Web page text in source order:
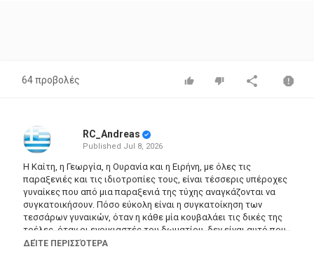
64 προβολές
RC_Andreas
Published Jul 8, 2026
Η Καίτη, η Γεωργία, η Ουρανία και η Ειρήνη, με όλες τις
παραξενιές και τις ιδιοτροπίες τους, είναι τέσσερις υπέροχες
γυναίκες που από μια παραξενιά της τύχης αναγκάζονται να
συγκατοικήσουν. Πόσο εύκολη είναι η συγκατοίκηση των
τεσσάρων γυναικών, όταν η κάθε μία κουβαλάει τις δικές της
τρέλες, όταν οι ενοικιαστές του δωματίου, δεν είναι αυτό που
περιμένουν και όταν ο Σωτήρης, πρώην άντρας της Μιρέλλας,
ΔΕΊΤΕ ΠΕΡΙΣΣΌΤΕΡΑ